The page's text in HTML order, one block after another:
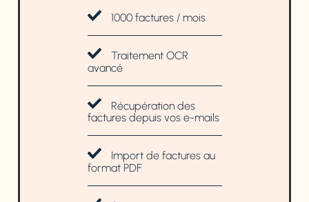
1000 factures / mois
Traitement OCR
avancé
Récupération des
factures depuis vos e-mails
Import de factures au
format PDF